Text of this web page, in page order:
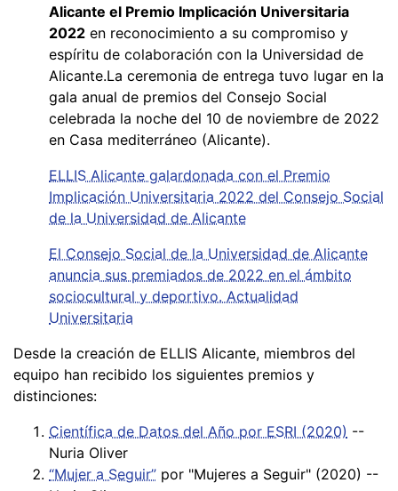
Alicante el Premio Implicación Universitaria
2022 en reconocimiento a su compromiso y
espíritu de colaboración con la Universidad de
Alicante.La ceremonia de entrega tuvo lugar en la
gala anual de premios del Consejo Social
celebrada la noche del 10 de noviembre de 2022
en Casa mediterráneo (Alicante).
ELLIS Alicante galardonada con el Premio
Implicación Universitaria 2022 del Consejo Social
de la Universidad de Alicante
El Consejo Social de la Universidad de Alicante
anuncia sus premiados de 2022 en el ámbito
sociocultural y deportivo. Actualidad
Universitaria
Desde la creación de ELLIS Alicante, miembros del
equipo han recibido los siguientes premios y
distinciones:
Científica de Datos del Año por ESRI (2020) --
Nuria Oliver
“Mujer a Seguir” por "Mujeres a Seguir" (2020) --